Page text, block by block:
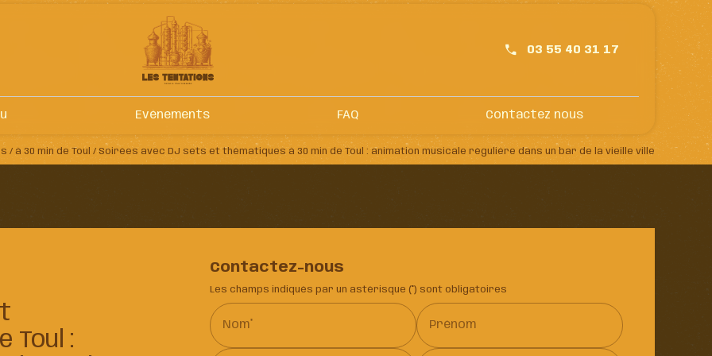
03 55 40 31 17
Evènements FAQ Contactez nous
à 30 min de Toul / Soirées avec DJ sets et thématiques à 30 min de Toul : animation musicale régulière dans un bar de la vieille ville
Toul :
Contactez-nous
Les champs indiqués par un astérisque (*) sont obligatoires
Nom* Prénom